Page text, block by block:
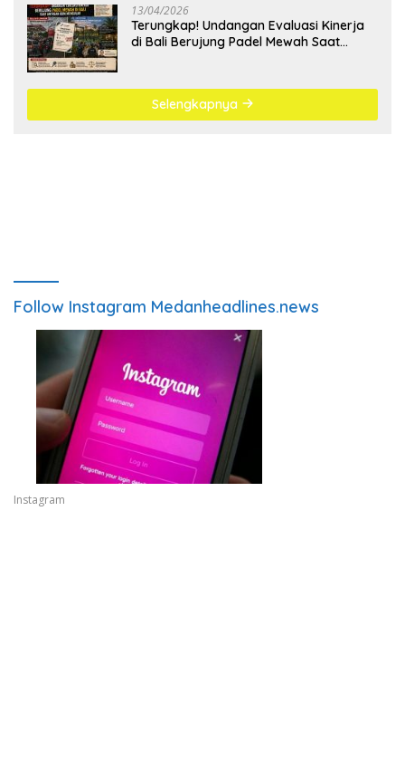
13/04/2026
Terungkap! Undangan Evaluasi Kinerja
di Bali Berujung Padel Mewah Saat
Selengkapnya
Follow Instagram Medanheadlines.news
Instagram